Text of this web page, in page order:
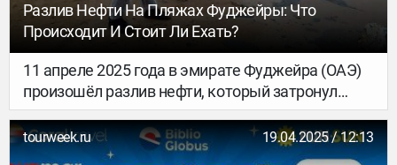
Разлив Нефти На Пляжах Фуджейры: Что
Происходит И Стоит Ли Ехать?
11 апреле 2025 года в эмирате Фуджейра (ОАЭ)
произошёл разлив нефти, который затронул
популярные пляжи и курортные зоны. Ситуация
продолжает вызывать обеспокоенность как у
туристов, так и у специалистов туристической
tourweek.ru 19.04.2025 / 12:13